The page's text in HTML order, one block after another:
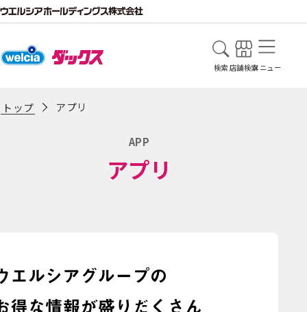
検索 店舗検索メニュー
トップ アプリ
APP
アプリ